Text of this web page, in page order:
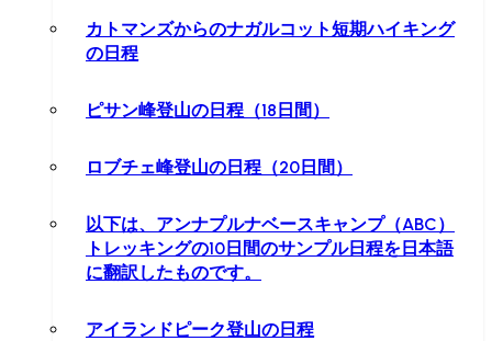
カトマンズからのナガルコット短期ハイキング
の日程
ピサン峰登山の日程（18日間）
ロブチェ峰登山の日程（20日間）
以下は、アンナプルナベースキャンプ（ABC）
トレッキングの10日間のサンプル日程を日本語
に翻訳したものです。
アイランドピーク登山の日程